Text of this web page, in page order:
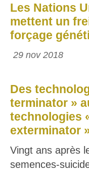
Les Nations
mettent un
forçage
29 nov 2018
Des
terminator »
technologies
exterminator
Vingt ans après
semences-